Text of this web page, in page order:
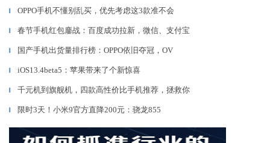
▎ OPPO手机不懂别乱买，优先考虑这3款准不会
▎ 春节手机红包鏖战：百度成功拉新，微信、支付宝
▎ 国产手机出货量排行榜：OPPO依旧夺冠，OV
▎ iOS13.4beta5：苹果带来了个新惊喜
▎ 千元机到旗舰机，四款高性价比手机推荐，拯救你
▎ 限时3天！小米9官方直降200元：骁龙855